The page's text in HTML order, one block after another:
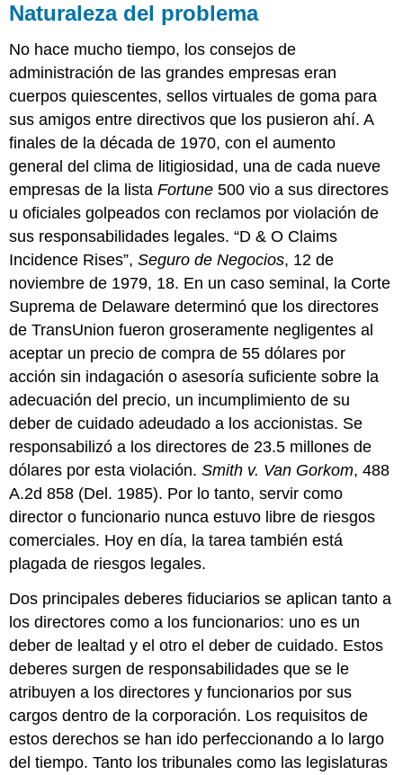
Deber
Cuidado
Estatutos
de
circunscripción
responsabilidad
social
corporativa
Sarbanes-
y
otras
tendencias
modernas
de
Responsabilidad
Civil
Seguros
LLAVE
PARA
LLEVAR
Naturaleza del problema
No hace mucho tiempo, los consejos de
administración de las grandes empresas eran
cuerpos quiescentes, sellos virtuales de goma para
sus amigos entre directivos que los pusieron ahí. A
finales de la década de 1970, con el aumento
general del clima de litigiosidad, una de cada nueve
empresas de la listaFortune 500 vio a sus directores
u oficiales golpeados con reclamos por violación de
sus responsabilidades legales. “D & O Claims
Incidence Rises”,Seguro de Negocios, 12 de
noviembre de 1979, 18. En un caso seminal, la Corte
Suprema de Delaware determinó que los directores
de TransUnion fueron groseramente negligentes al
aceptar un precio de compra de 55 dólares por
acción sin indagación o asesoría suficiente sobre la
adecuación del precio, un incumplimiento de su
deber de cuidado adeudado a los accionistas. Se
responsabilizó a los directores de 23.5 millones de
dólares por esta violación.Smith v. Van Gorkom, 488
A.2d 858 (Del. 1985). Por lo tanto, servir como
director o funcionario nunca estuvo libre de riesgos
comerciales. Hoy en día, la tarea también está
plagada de riesgos legales.
Dos principales deberes fiduciarios se aplican tanto a
los directores como a los funcionarios: uno es un
deber de lealtad y el otro el deber de cuidado. Estos
deberes surgen de responsabilidades que se le
atribuyen a los directores y funcionarios por sus
cargos dentro de la corporación. Los requisitos de
estos derechos se han ido perfeccionando a lo largo
del tiempo. Tanto los tribunales como las legislaturas